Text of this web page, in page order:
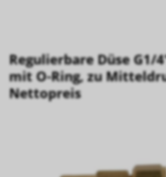
Regulierbare Düse G1/
mit O-Ring, zu
Nettopreis